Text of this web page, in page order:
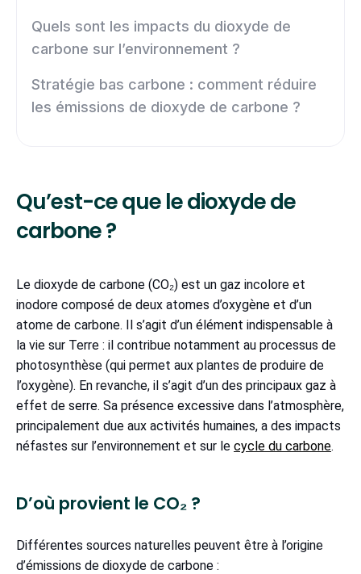
Quels sont les impacts du dioxyde de
carbone sur l’environnement ?
Stratégie bas carbone : comment réduire
les émissions de dioxyde de carbone ?
Qu’est-ce que le dioxyde de
carbone ?
Le dioxyde de carbone (CO₂) est un gaz incolore et
inodore composé de deux atomes d’oxygène et d’un
atome de carbone. Il s’agit d’un élément indispensable à
la vie sur Terre : il contribue notamment au processus de
photosynthèse (qui permet aux plantes de produire de
l’oxygène). En revanche, il s’agit d’un des principaux gaz à
effet de serre. Sa présence excessive dans l’atmosphère,
principalement due aux activités humaines, a des impacts
néfastes sur l’environnement et sur le cycle du carbone.
D’où provient le CO₂ ?
Différentes sources naturelles peuvent être à l’origine
d’émissions de dioxyde de carbone :